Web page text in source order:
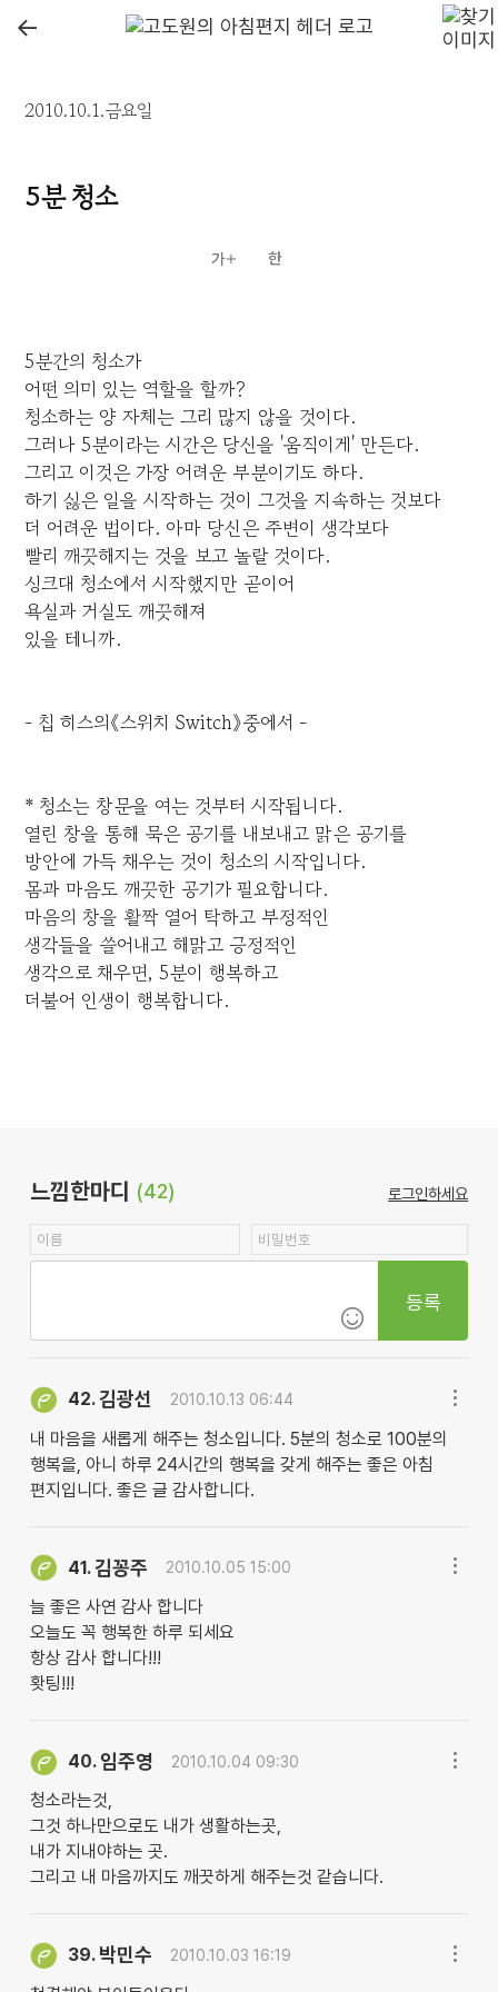
←
2010.10.1.금요일
5분 청소
5분간의 청소가
어떤 의미 있는 역할을 할까?
청소하는 양 자체는 그리 많지 않을 것이다.
그러나 5분이라는 시간은 당신을 '움직이게' 만든다.
그리고 이것은 가장 어려운 부분이기도 하다.
하기 싫은 일을 시작하는 것이 그것을 지속하는 것보다
더 어려운 법이다. 아마 당신은 주변이 생각보다
빨리 깨끗해지는 것을 보고 놀랄 것이다.
싱크대 청소에서 시작했지만 곧이어
욕실과 거실도 깨끗해져
있을 테니까.
- 칩 히스의《스위치 Switch》중에서 -
* 청소는 창문을 여는 것부터 시작됩니다.
열린 창을 통해 묵은 공기를 내보내고 맑은 공기를
방안에 가득 채우는 것이 청소의 시작입니다.
몸과 마음도 깨끗한 공기가 필요합니다.
마음의 창을 활짝 열어 탁하고 부정적인
생각들을 쓸어내고 해맑고 긍정적인
생각으로 채우면, 5분이 행복하고
더불어 인생이 행복합니다.
느낌한마디 (42) 로그인하세요
등록
42.김광선 2010.10.13 06:44
내 마음을 새롭게 해주는 청소입니다. 5분의 청소로 100분의
행복을, 아니 하루 24시간의 행복을 갖게 해주는 좋은 아침
편지입니다. 좋은 글 감사합니다.
41.김꽁주 2010.10.05 15:00
늘 좋은 사연 감사 합니다
오늘도 꼭 행복한 하루 되세요
항상 감사 합니다!!!
홧팅!!!
40. 임주영 2010.10.04 09:30
청소라는것,
그것 하나만으로도 내가 생활하는곳,
내가 지내야하는 곳.
그리고 내 마음까지도 깨끗하게 해주는것 같습니다.
39. 박민수 2010.10.03 16:19